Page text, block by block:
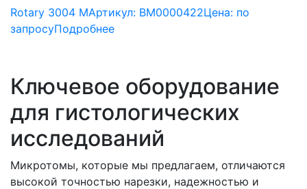
Rotary 3004 MАртикул: BM0000422Цена: по
запросуПодробнее
Ключевое оборудование
для гистологических
исследований
Микротомы, которые мы предлагаем, отличаются
высокой точностью нарезки, надежностью и